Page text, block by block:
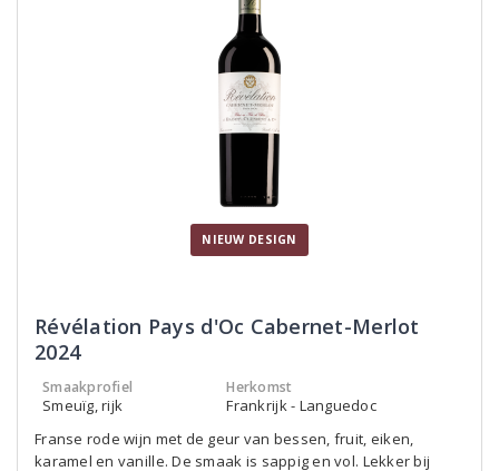
NIEUW DESIGN
Révélation Pays d'Oc Cabernet-Merlot
2024
Smaakprofiel
Smeuïg, rijk
Herkomst
Frankrijk - Languedoc
Franse rode wijn met de geur van bessen, fruit, eiken,
karamel en vanille. De smaak is sappig en vol. Lekker bij